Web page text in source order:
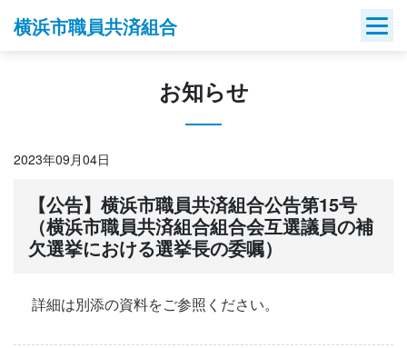
横浜市職員共済組合
お知らせ
2023年09月04日
【公告】横浜市職員共済組合公告第15号
（横浜市職員共済組合組合会互選議員の補
欠選挙における選挙長の委嘱）
詳細は別添の資料をご参照ください。